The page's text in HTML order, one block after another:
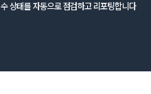
수 상태를 자동으로 점검하고 리포팅합니다